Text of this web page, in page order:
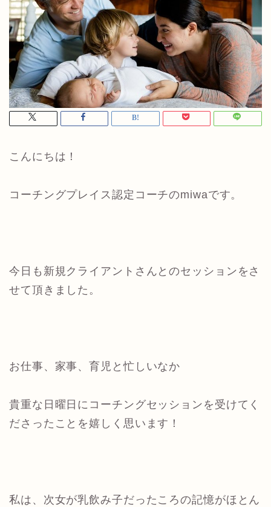
こんにちは！
コーチングプレイス認定コーチのmiwaです。
今日も新規クライアントさんとのセッションをさ
せて頂きました。
お仕事、家事、育児と忙しいなか
貴重な日曜日にコーチングセッションを受けてく
ださったことを嬉しく思います！
私は、次女が乳飲み子だったころの記憶がほとん